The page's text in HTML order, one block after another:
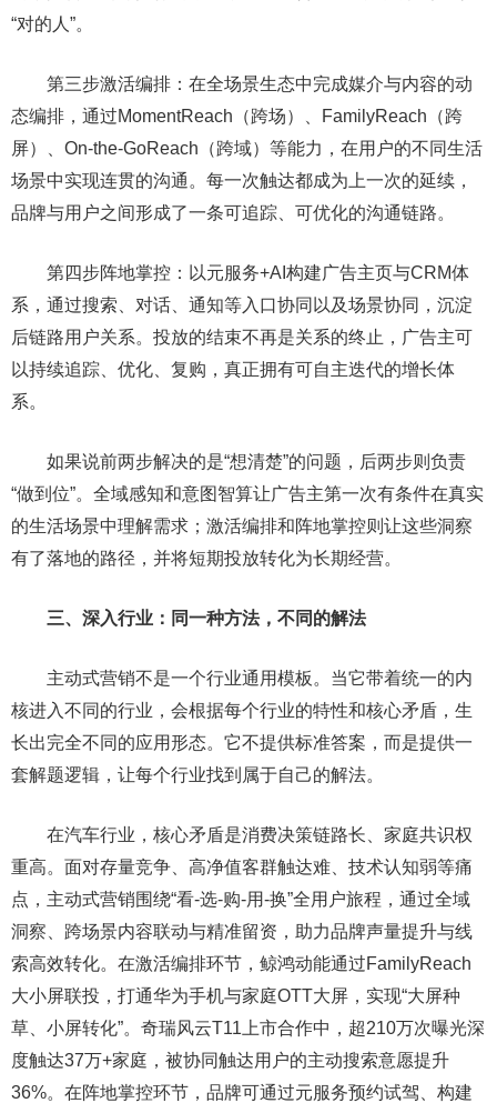
“对的人”。
第三步激活编排：在全场景生态中完成媒介与内容的动
态编排，通过MomentReach（跨场）、FamilyReach（跨
屏）、On-the-GoReach（跨域）等能力，在用户的不同生活
场景中实现连贯的沟通。每一次触达都成为上一次的延续，
品牌与用户之间形成了一条可追踪、可优化的沟通链路。
第四步阵地掌控：以元服务+AI构建广告主页与CRM体
系，通过搜索、对话、通知等入口协同以及场景协同，沉淀
后链路用户关系。投放的结束不再是关系的终止，广告主可
以持续追踪、优化、复购，真正拥有可自主迭代的增长体
系。
如果说前两步解决的是“想清楚”的问题，后两步则负责
“做到位”。全域感知和意图智算让广告主第一次有条件在真实
的生活场景中理解需求；激活编排和阵地掌控则让这些洞察
有了落地的路径，并将短期投放转化为长期经营。
三、深入行业：同一种方法，不同的解法
主动式营销不是一个行业通用模板。当它带着统一的内
核进入不同的行业，会根据每个行业的特性和核心矛盾，生
长出完全不同的应用形态。它不提供标准答案，而是提供一
套解题逻辑，让每个行业找到属于自己的解法。
在汽车行业，核心矛盾是消费决策链路长、家庭共识权
重高。面对存量竞争、高净值客群触达难、技术认知弱等痛
点，主动式营销围绕“看-选-购-用-换”全用户旅程，通过全域
洞察、跨场景内容联动与精准留资，助力品牌声量提升与线
索高效转化。在激活编排环节，鲸鸿动能通过FamilyReach
大小屏联投，打通华为手机与家庭OTT大屏，实现“大屏种
草、小屏转化”。奇瑞风云T11上市合作中，超210万次曝光深
度触达37万+家庭，被协同触达用户的主动搜索意愿提升
36%。在阵地掌控环节，品牌可通过元服务预约试驾、构建